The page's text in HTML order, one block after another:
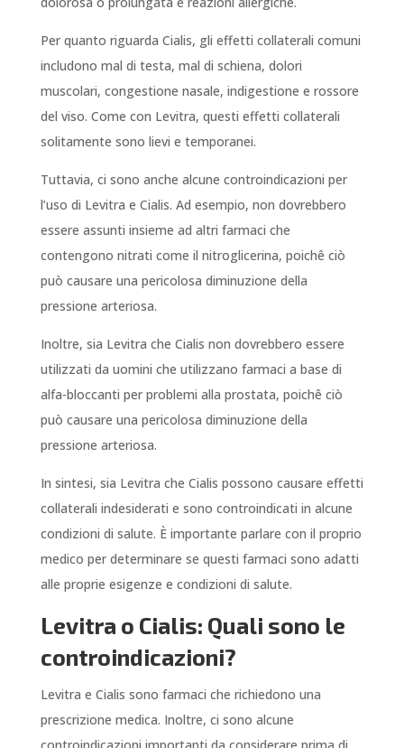
Per quanto riguarda Cialis, gli effetti collaterali comuni
includono mal di testa, mal di schiena, dolori
muscolari, congestione nasale, indigestione e rossore
del viso. Come con Levitra, questi effetti collaterali
solitamente sono lievi e temporanei.
Tuttavia, ci sono anche alcune controindicazioni per
l’uso di Levitra e Cialis. Ad esempio, non dovrebbero
essere assunti insieme ad altri farmaci che
contengono nitrati come il nitroglicerina, poichê ciò
può causare una pericolosa diminuzione della
pressione arteriosa.
Inoltre, sia Levitra che Cialis non dovrebbero essere
utilizzati da uomini che utilizzano farmaci a base di
alfa-bloccanti per problemi alla prostata, poichê ciò
può causare una pericolosa diminuzione della
pressione arteriosa.
In sintesi, sia Levitra che Cialis possono causare effetti
collaterali indesiderati e sono controindicati in alcune
condizioni di salute. È importante parlare con il proprio
medico per determinare se questi farmaci sono adatti
alle proprie esigenze e condizioni di salute.
Levitra o Cialis: Quali sono le
controindicazioni?
Levitra e Cialis sono farmaci che richiedono una
prescrizione medica. Inoltre, ci sono alcune